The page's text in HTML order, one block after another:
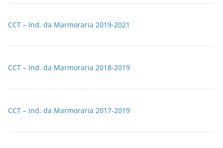
CCT – Ind. da Marmoraria 2019-2021
CCT – Ind. da Marmoraria 2018-2019
CCT – Ind. da Marmoraria 2017-2019